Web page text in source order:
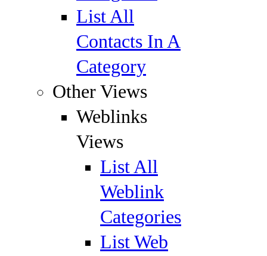
List All
Contacts In A
Category
Other Views
Weblinks
Views
List All
Weblink
Categories
List Web